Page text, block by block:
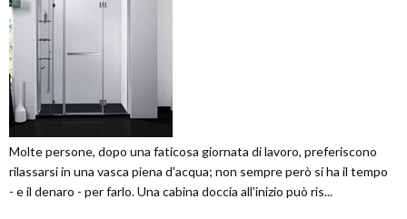
Molte persone, dopo una faticosa giornata di lavoro, preferiscono
rilassarsi in una vasca piena d'acqua; non sempre però si ha il tempo
- e il denaro - per farlo. Una cabina doccia all'inizio può ris...